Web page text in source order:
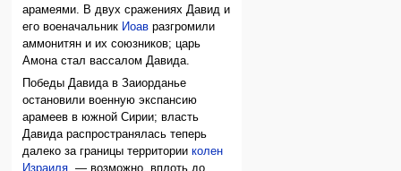
арамеями. В двух сражениях Давид и
его военачальник Иоав разгромили
аммонитян и их союзников; царь
Амона стал вассалом Давида.
Победы Давида в Заиорданье
остановили военную экспансию
арамеев в южной Сирии; власть
Давида распространялась теперь
далеко за границы территорииколен